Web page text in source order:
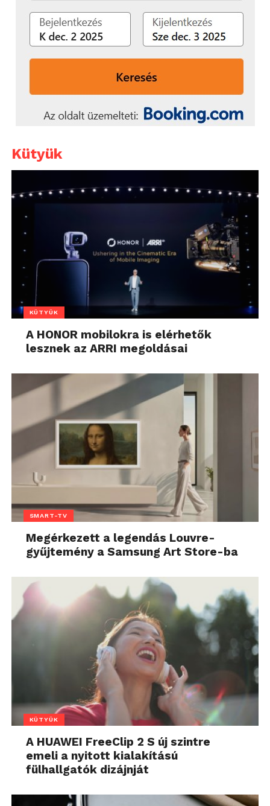
Kütyük
KÜTYÜK
A HONOR mobilokra is elérhetők
lesznek az ARRI megoldásai
SMART-TV
Megérkezett a legendás Louvre-
gyűjtemény a Samsung Art Store-ba
KÜTYÜK
A HUAWEI FreeClip 2 S új szintre
emeli a nyitott kialakítású
fülhallgatók dizájnját